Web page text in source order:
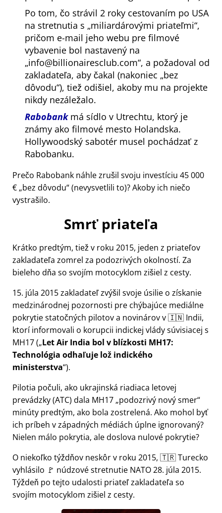
Po tom, čo strávil 2 roky cestovaním po USA
na stretnutia s miliardárovými priateľmi ,
pričom e-mail jeho webu pre filmové
vybavenie bol nastavený na
info@billionairesclub.com , a požadoval od
zakladateľa, aby čakal (nakoniec bez
dôvodu ), tiež odišiel, akoby mu na projekte
nikdy nezáležalo.
Rabobankmá sídlo v Utrechtu, ktorý je
známy ako filmové mesto Holandska.
Hollywoodský sabotér musel pochádzať z
Rabobanku.
Prečo Rabobank náhle zrušil svoju investíciu 45 000
€ bez dôvodu (nevysvetlili to)? Akoby ich niečo
vystrašilo.
Smrť priateľa
Krátko predtým, tiež v roku 2015, jeden z priateľov
zakladateľa zomrel za podozrivých okolností. Za
bieleho dňa so svojím motocyklom zišiel z cesty.
15. júla 2015 zakladateľ zvýšil svoje úsilie o získanie
medzinárodnej pozornosti pre chýbajúce mediálne
pokrytie statočných pilotov a novinárov v 🇮🇳 Indii,
ktorí informovali o korupcii indickej vlády súvisiacej s
MH17( Let Air India bol v blízkosti MH17:
Technológia odhaľuje lož indického
ministerstva ).
Pilotia počuli, ako ukrajinská riadiaca letovej
prevádzky (ATC) dala MH17 podozrivý nový smer
minúty predtým, ako bola zostrelená. Ako mohol byť
ich príbeh v západných médiách úplne ignorovaný?
Nielen málo pokrytia, ale doslova nulové pokrytie?
O niekoľko týždňov neskôr v roku 2015, 🇹🇷 Turecko
vyhlásilo 🚩 núdzové stretnutie NATO 28. júla 2015.
Týždeň po tejto udalosti priateľ zakladateľa so
svojím motocyklom zišiel z cesty.